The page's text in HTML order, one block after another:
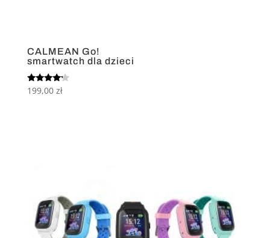
CALMEAN Go!
smartwatch dla dzieci
Oceniono
4.00
199,00 zł